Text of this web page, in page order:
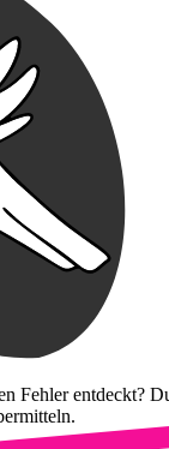
Fehler entdeckt?